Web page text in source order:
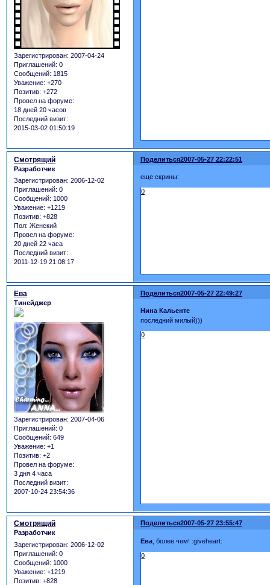
Зарегистрирован: 2007-04-24
Приглашений: 0
Сообщений: 1815
Уважение: +270
Позитив: +272
Провел на форуме:
18 дней 20 часов
Последний визит:
2015-03-02 01:50:19
Поделиться2007-05-27 22:22:51
Смотрящий
Разработчик
Зарегистрирован: 2006-12-02
Приглашений: 0
Сообщений: 1000
Уважение: +1219
Позитив: +828
Пол: Женский
Провел на форуме:
20 дней 22 часа
Последний визит:
2011-12-19 21:08:17
еще скрины:
0
Поделиться2007-05-27 22:49:27
Ева
Тинейджер
Зарегистрирован: 2007-04-06
Приглашений: 0
Сообщений: 649
Уважение: +1
Позитив: +2
Провел на форуме:
3 дня 4 часа
Последний визит:
2007-10-24 23:54:36
Нина Кальенте
последний милый)))
0
Поделиться2007-05-27 23:55:47
Смотрящий
Разработчик
Зарегистрирован: 2006-12-02
Приглашений: 0
Сообщений: 1000
Уважение: +1219
Позитив: +828
Ева , более чем! :giveheart:
0